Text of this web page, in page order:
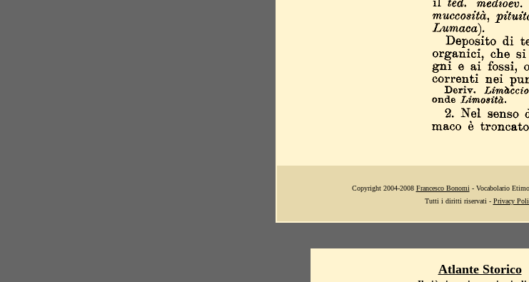
Copyright 2004-2008 Francesco Bonomi - Vocabolario
Tutti i diritti riservati - Privacy
Atlante Storico